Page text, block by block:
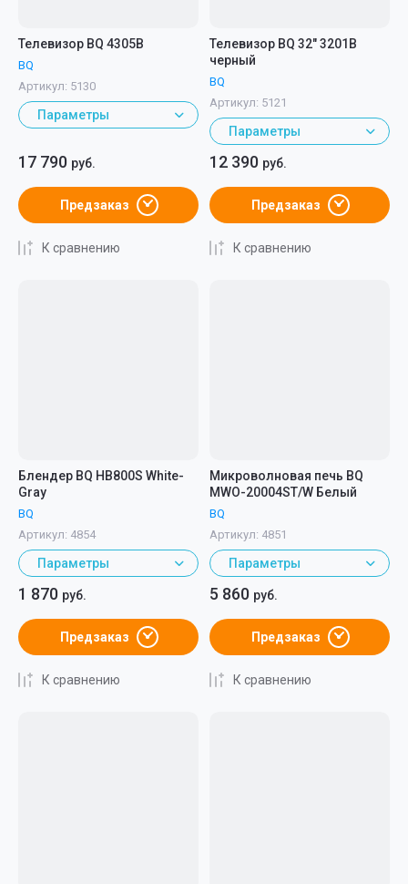
Телевизор BQ 4305B
BQ
Артикул: 5130
Параметры
17 790 руб.
Предзаказ
К сравнению
Телевизор BQ 32" 3201B
черный
BQ
Артикул: 5121
Параметры
12 390 руб.
Предзаказ
К сравнению
Блендер BQ HB800S White-
Gray
BQ
Артикул: 4854
Параметры
1 870 руб.
Предзаказ
К сравнению
Микроволновая печь BQ
MWO-20004ST/W Белый
BQ
Артикул: 4851
Параметры
5 860 руб.
Предзаказ
К сравнению